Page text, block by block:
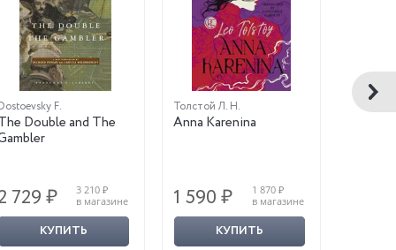
F.
Double and The
729 ₽
3 210 ₽
в магазине
КУПИТЬ
Толстой Л. Н.
Anna Karenina
1 590 ₽
1 870 ₽
в магазине
КУПИТЬ